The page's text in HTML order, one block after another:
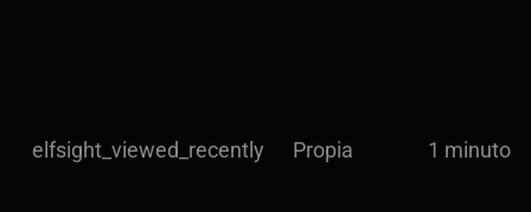
elfsight_viewed_recently Propia 1 minuto